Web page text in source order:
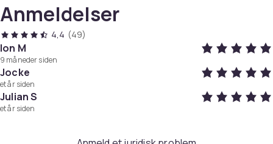
Opladestationen er udstyret med indikationslamper,
Undgå besværlige kabler og lange ventetider. Med
denne opladestation kan du hurtigt vende tilbage til dit
spilleventyr. Derudover er den let og kompakt, hvilket
gør den nem at tage med sig og bruge hvor som helst.
Prøv den selv og oplev en problemfri opløsning, så du
Anmeldelser
4,4 (49)
Ion M
9 måneder siden
Jocke
et år siden
Julian S
et år siden